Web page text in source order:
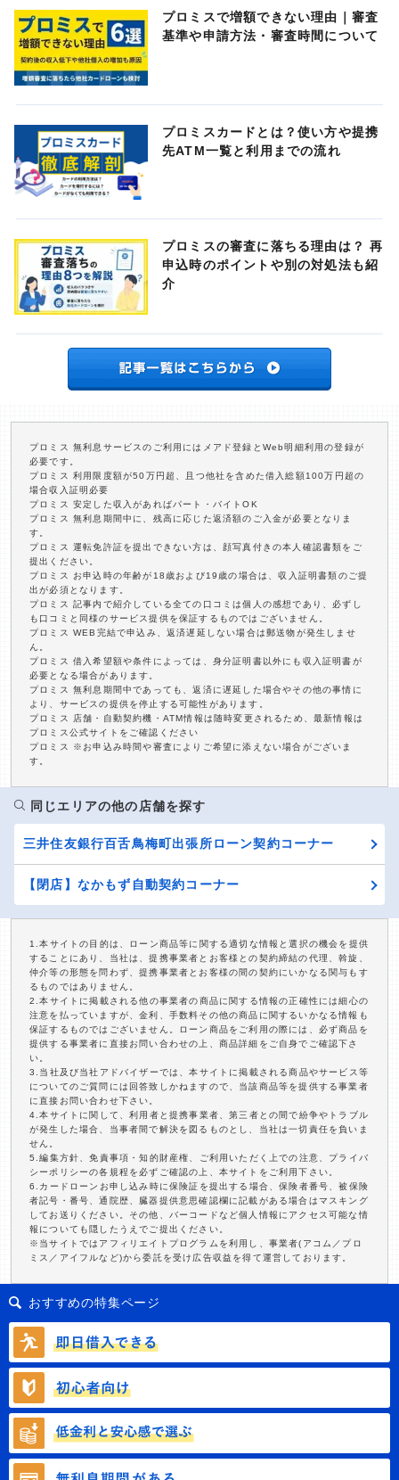
プロミスで増額できない理由｜審査
基準や申請方法・審査時間について
プロミスカードとは？使い方や提携
先ATM一覧と利用までの流れ
プロミスの審査に落ちる理由は？ 再
申込時のポイントや別の対処法も紹
介
プロミス 無利息サービスのご利用にはメアド登録とWeb明細利用の登録が
必要です。
プロミス 利用限度額が50万円超、且つ他社を含めた借入総額100万円超の
場合収入証明必要
プロミス 安定した収入があればパート・バイトOK
プロミス 無利息期間中に、残高に応じた返済額のご入金が必要となりま
す。
プロミス 運転免許証を提出できない方は、顔写真付きの本人確認書類をご
提出ください。
プロミス お申込時の年齢が18歳および19歳の場合は、収入証明書類のご提
出が必須となります。
プロミス 記事内で紹介している全ての口コミは個人の感想であり、必ずし
も口コミと同様のサービス提供を保証するものではございません。
プロミス WEB完結で申込み、返済遅延しない場合は郵送物が発生しませ
ん。
プロミス 借入希望額や条件によっては、身分証明書以外にも収入証明書が
必要となる場合があります。
プロミス 無利息期間中であっても、返済に遅延した場合やその他の事情に
より、サービスの提供を停止する可能性があります。
プロミス 店舗・自動契約機・ATM情報は随時変更されるため、最新情報は
プロミス公式サイトをご確認ください
プロミス ※お申込み時間や審査によりご希望に添えない場合がございま
す。
同じエリアの他の店舗を探す
三井住友銀行百舌鳥梅町出張所ローン契約コーナー
【閉店】なかもず自動契約コーナー
1.本サイトの目的は、ローン商品等に関する適切な情報と選択の機会を提供
することにあり、当社は、提携事業者とお客様との契約締結の代理、斡旋、
仲介等の形態を問わず、提携事業者とお客様の間の契約にいかなる関与もす
るものではありません。
2.本サイトに掲載される他の事業者の商品に関する情報の正確性には細心の
注意を払っていますが、金利、手数料その他の商品に関するいかなる情報も
保証するものではございません。ローン商品をご利用の際には、必ず商品を
提供する事業者に直接お問い合わせの上、商品詳細をご自身でご確認下さ
い。
3.当社及び当社アドバイザーでは、本サイトに掲載される商品やサービス等
についてのご質問には回答致しかねますので、当該商品等を提供する事業者
に直接お問い合わせ下さい。
4.本サイトに関して、利用者と提携事業者、第三者との間で紛争やトラブル
が発生した場合、当事者間で解決を図るものとし、当社は一切責任を負いま
せん。
5.編集方針、免責事項・知的財産権、ご利用いただく上での注意、プライバ
シーポリシーの各規程を必ずご確認の上、本サイトをご利用下さい。
6.カードローンお申し込み時に保険証を提出する場合、保険者番号、被保険
者記号・番号、通院歴、臓器提供意思確認欄に記載がある場合はマスキング
してお送りください。その他、バーコードなど個人情報にアクセス可能な情
報についても隠したうえでご提出ください。
※当サイトではアフィリエイトプログラムを利用し、事業者(アコム／プロ
ミス／アイフルなど)から委託を受け広告収益を得て運営しております。
おすすめの特集ページ